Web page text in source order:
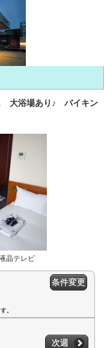
大浴場あり♪ バイキン
晶テレビ
条件変更
。
次週